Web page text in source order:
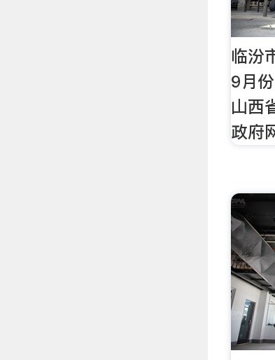
临汾
9月
山西
政府